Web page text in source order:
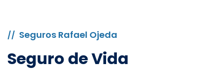
// Seguros Rafael Ojeda
Seguro de Vida